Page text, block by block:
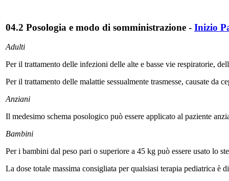
04.2 Posologia e modo di somministrazione - Inizio
Adulti
Per il trattamento delle infezioni delle alte e basse vie respiratorie,
Per il trattamento delle malattie sessualmente trasmesse, causate
Anziani
Il medesimo schema posologico può essere applicato al paziente
Bambini
Per i bambini dal peso pari o superiore a 45 kg può essere usato lo
La dose totale massima consigliata per qualsiasi terapia pediatrica è